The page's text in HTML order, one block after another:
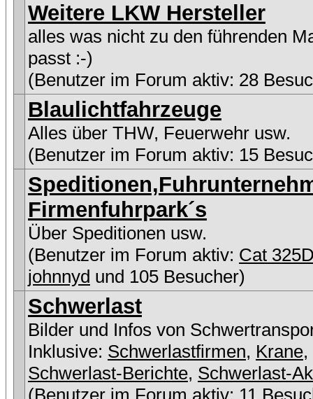
Weitere LKW Hersteller
alles was nicht zu den führenden
passt :-)
(Benutzer im Forum aktiv: 28
Blaulichtfahrzeuge
Alles über THW, Feuerwehr usw.
(Benutzer im Forum aktiv: 15
Firmenfuhrpark´s
Über Speditionen usw.
(Benutzer im Forum aktiv: Cat
johnnyd und 105 Besucher)
Schwerlast
Bilder und Infos von
Inklusive: Schwerlastfirmen, Krane,
Schwerlast-Berichte, Schwerlast-
(Benutzer im Forum aktiv: 11